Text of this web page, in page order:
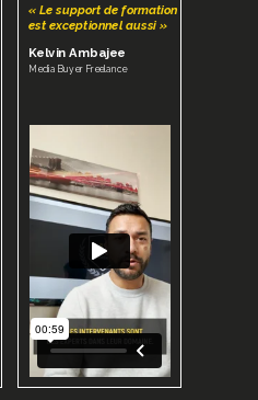
« Le support de formation
est exceptionnel aussi »
Kelvin Ambajee
Media Buyer Freelance